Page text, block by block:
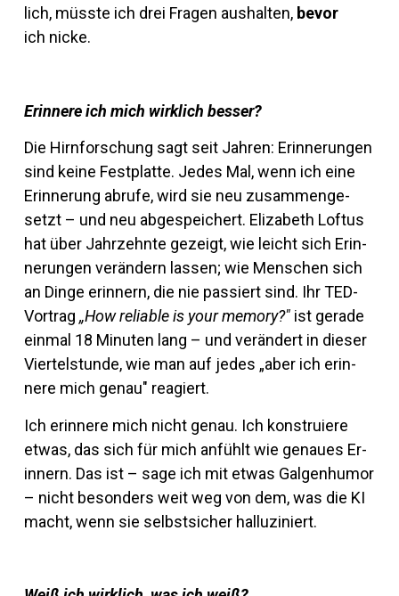
lich, müsste ich drei Fragen aus­halten, bevor
ich nicke.
Er­in­nere ich mich wirk­lich besser?
Die Hirn­for­schung sagt seit Jahren: Er­in­ne­rungen
sind keine Fest­platte. Jedes Mal, wenn ich eine
Er­in­ne­rung ab­rufe, wird sie neu zu­sam­men­ge­
setzt – und neu ab­ge­spei­chert. Eliza­beth Loftus
hat über Jahr­zehnte ge­zeigt, wie leicht sich Er­in­
ne­rungen ver­än­dern lassen; wie Men­schen sich
an Dinge er­in­nern, die nie pas­siert sind. Ihr TED-
Vor­trag„How re­liable is your me­mory?" ist ge­rade
einmal 18 Mi­nuten lang – und ver­än­dert in dieser
Vier­tel­stunde, wie man auf jedes „aber ich er­in­
nere mich genau" reagiert.
Ich er­in­nere mich nicht genau. Ich kon­stru­iere
etwas, das sich für mich an­fühlt wie ge­naues Er­
in­nern. Das ist – sage ich mit etwas Gal­gen­humor
– nicht be­son­ders weit weg von dem, was die KI
macht, wenn sie selbst­si­cher halluziniert.